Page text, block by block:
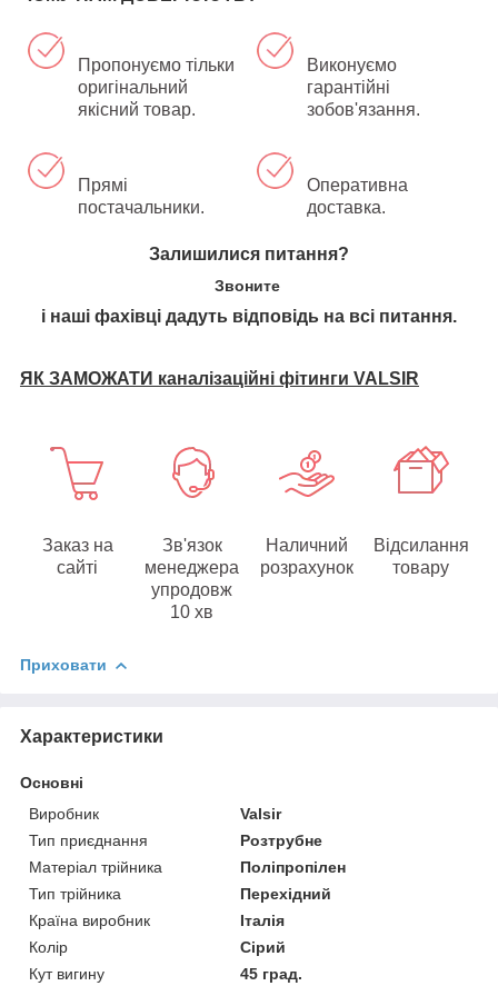
Пропонуємо тільки
оригінальний
якісний товар.
Виконуємо
гарантійні
зобов'язання.
Прямі
постачальники.
Оперативна
доставка.
Залишилися питання?
Звоните
і наші фахівці дадуть відповідь на всі питання.
ЯК ЗАМОЖАТИ каналізаційні фітинги VALSIR
Заказ на
сайті
Зв'язок
менеджера
упродовж
10 хв
Наличний
розрахунок
Відсилання
товару
Приховати
Характеристики
Основні
Виробник
Valsir
Тип приєднання
Розтрубне
Матеріал трійника
Поліпропілен
Тип трійника
Перехідний
Країна виробник
Італія
Колір
Сірий
Кут вигину
45 град.